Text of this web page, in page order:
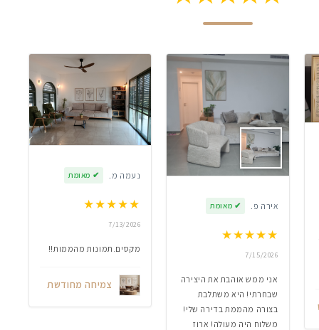
אירה פ. ✔ מאומת
★★★★★
7/15/2026
אני ממש אוהבת את היצירה
שבחרתי! היא משתלבת
בצורה מהממת בדירה שלי!
משלוח היה מעולה! ארוז
נעמה מ. ✔ מאומת
★★★★★
7/13/2026
מקסים.תמונות מהממות!!
צמיחה מחודשת